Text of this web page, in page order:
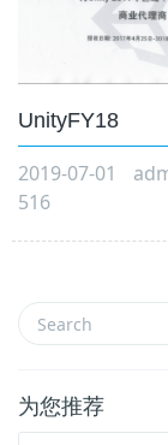
UnityFY18
2019-07-01
516
为您推荐